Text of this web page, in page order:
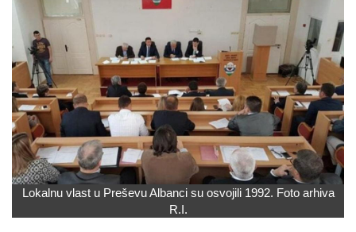
Lokalnu vlast u Preševu Albanci su osvojili 1992. Foto arhiva
R.I.